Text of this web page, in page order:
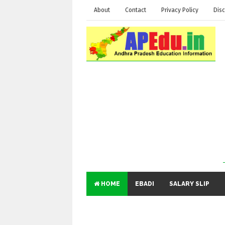
About Contact Privacy Policy
HOME EBADI SALARY SLIP